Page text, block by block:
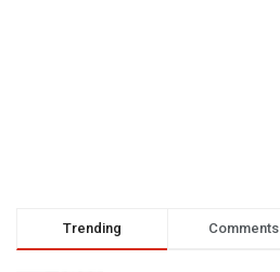
Trending Comments